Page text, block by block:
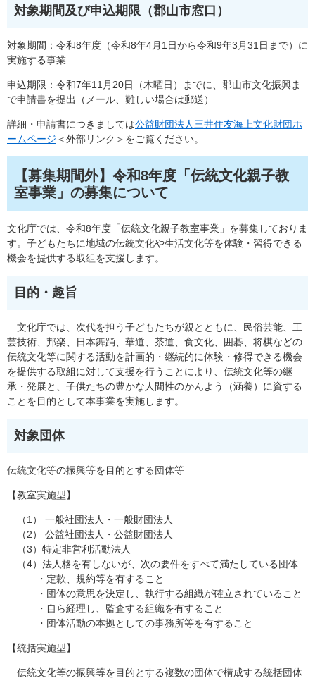
対象期間及び申込期限（郡山市窓口）
対象期間：令和8年度（令和8年4月1日から令和9年3月31日まで）に
実施する事業
申込期限：令和7年11月20日（木曜日）までに、郡山市文化振興ま
で申請書を提出（メール、難しい場合は郵送）
詳細・申請書につきましては公益財団法人三井住友海上文化財団ホ
ームページ ＜外部リンク＞ をご覧ください。
【募集期間外】令和8年度「伝統⽂化親⼦教
室事業」の募集について
⽂化庁では、令和8年度「伝統⽂化親⼦教室事業」を募集しておりま
す。子どもたちに地域の伝統文化や生活文化等を体験・習得できる
機会を提供する取組を支援します。
目的・趣旨
文化庁では、次代を担う子どもたちが親とともに、民俗芸能、工
芸技術、邦楽、日本舞踊、華道、茶道、食文化、囲碁、将棋などの
伝統文化等に関する活動を計画的・継続的に体験・修得できる機会
を提供する取組に対して支援を行うことにより、伝統文化等の継
承・発展と、子供たちの豊かな人間性のかんよう（涵養）に資する
ことを目的として本事業を実施します。
対象団体
伝統文化等の振興等を目的とする団体等
【教室実施型】
（1） 一般社団法人・一般財団法人
（2） 公益社団法人・公益財団法人
（3）特定非営利活動法人
（4）法人格を有しないが、次の要件をすべて満たしている団体
・定款、規約等を有すること
・団体の意思を決定し、執行する組織が確立されていること
・自ら経理し、監査する組織を有すること
・団体活動の本拠としての事務所等を有すること
【統括実施型】
伝統文化等の振興等を目的とする複数の団体で構成する統括団体